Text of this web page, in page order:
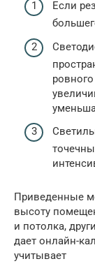
Если
Приведенные
высоту
и потолка,
дает онлайн-
учитывает